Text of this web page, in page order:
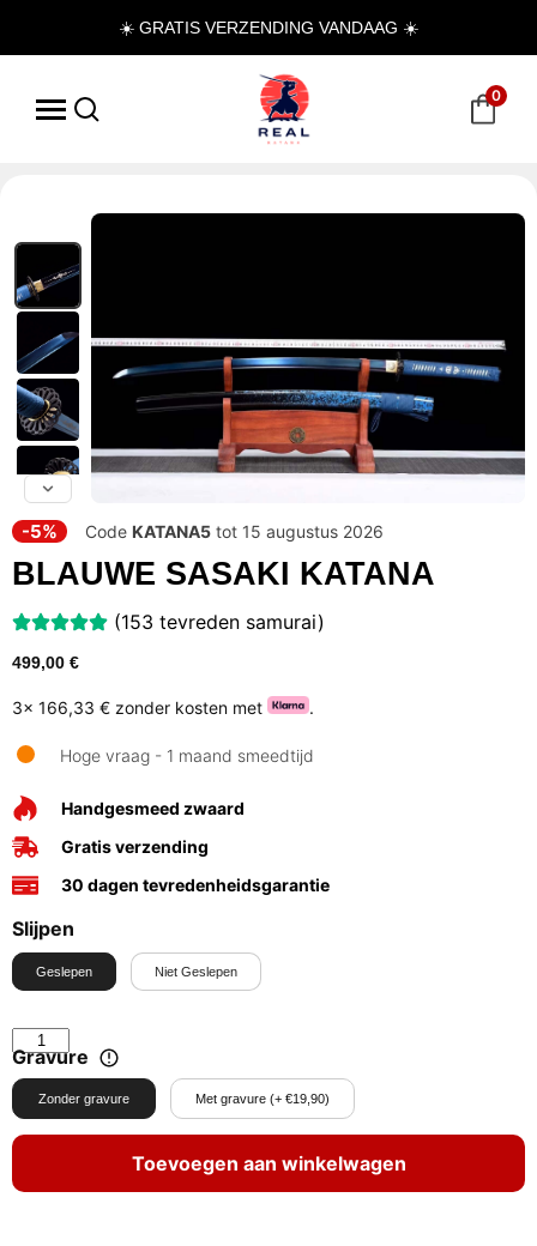
☀️ GRATIS VERZENDING VANDAAG ☀️
0
-5% Code KATANA5 tot 15 augustus 2026
BLAUWE SASAKI KATANA
(153 tevreden samurai)
499,00 €
3x 166,33 € zonder kosten met .
Hoge vraag - 1 maand smeedtijd
Handgesmeed zwaard
Gratis verzending
30 dagen tevredenheidsgarantie
Slijpen
Geslepen Niet Geslepen
Gravure
Zonder gravure Met gravure (+ €19,90)
Toevoegen aan winkelwagen